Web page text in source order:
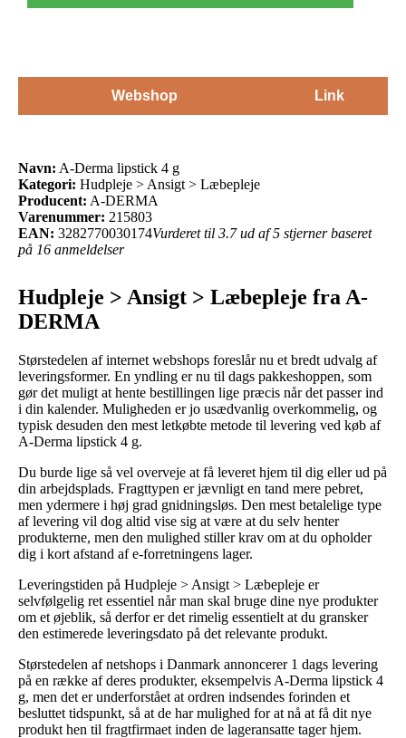
Webshop Link
Navn: A-Derma lipstick 4 g
Kategori: Hudpleje > Ansigt > Læbepleje
Producent: A-DERMA
Varenummer: 215803
EAN: 3282770030174Vurderet til 3.7 ud af 5 stjerner baseret
på 16 anmeldelser
Hudpleje > Ansigt > Læbepleje fra A-
DERMA
Størstedelen af internet webshops foreslår nu et bredt udvalg af
leveringsformer. En yndling er nu til dags pakkeshoppen, som
gør det muligt at hente bestillingen lige præcis når det passer ind
i din kalender. Muligheden er jo usædvanlig overkommelig, og
typisk desuden den mest letkøbte metode til levering ved køb af
A-Derma lipstick 4 g.
Du burde lige så vel overveje at få leveret hjem til dig eller ud på
din arbejdsplads. Fragttypen er jævnligt en tand mere pebret,
men ydermere i høj grad gnidningsløs. Den mest betalelige type
af levering vil dog altid vise sig at være at du selv henter
produkterne, men den mulighed stiller krav om at du opholder
dig i kort afstand af e-forretningens lager.
Leveringstiden på Hudpleje > Ansigt > Læbepleje er
selvfølgelig ret essentiel når man skal bruge dine nye produkter
om et øjeblik, så derfor er det rimelig essentielt at du gransker
den estimerede leveringsdato på det relevante produkt.
Størstedelen af netshops i Danmark annoncerer 1 dags levering
på en række af deres produkter, eksempelvis A-Derma lipstick 4
g, men det er underforstået at ordren indsendes forinden et
besluttet tidspunkt, så at de har mulighed for at nå at få dit nye
produkt hen til fragtfirmaet inden de lageransatte tager hjem.